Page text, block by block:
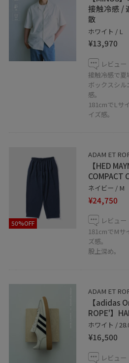
て、ラフな雰囲気をプラス。深
ビーの色味が特徴で、リラック
にまとまります。
足元はadidas SPEZIALのADAM ET
リストックされた人気アイテムで
ンと柔らかな配色が今回の爽や
【Instagram】
▶︎@adam_ko46
【information】
▷お気に入りの投稿やスタッフを
に入りに追加していただくと、
【お気に入り】タブから、投稿
----------------------------------------
○店舗情報
東京都渋谷区宇田川町15-1渋谷パ
接触冷感 /
散
ホワイト / L
¥13,970
レビュー
接触冷感で夏
ボックスシル
感。
181cmでLサ
イズ感。
50%OFF
ADAM ET
【HED
COMPACT
ネイビー / M
¥24,750
レビュー
181cmでMサ
ズ感。
股上深め。
ADAM ET
【adidas
ROPE'】
ホワイト /
¥16,500
レビュー